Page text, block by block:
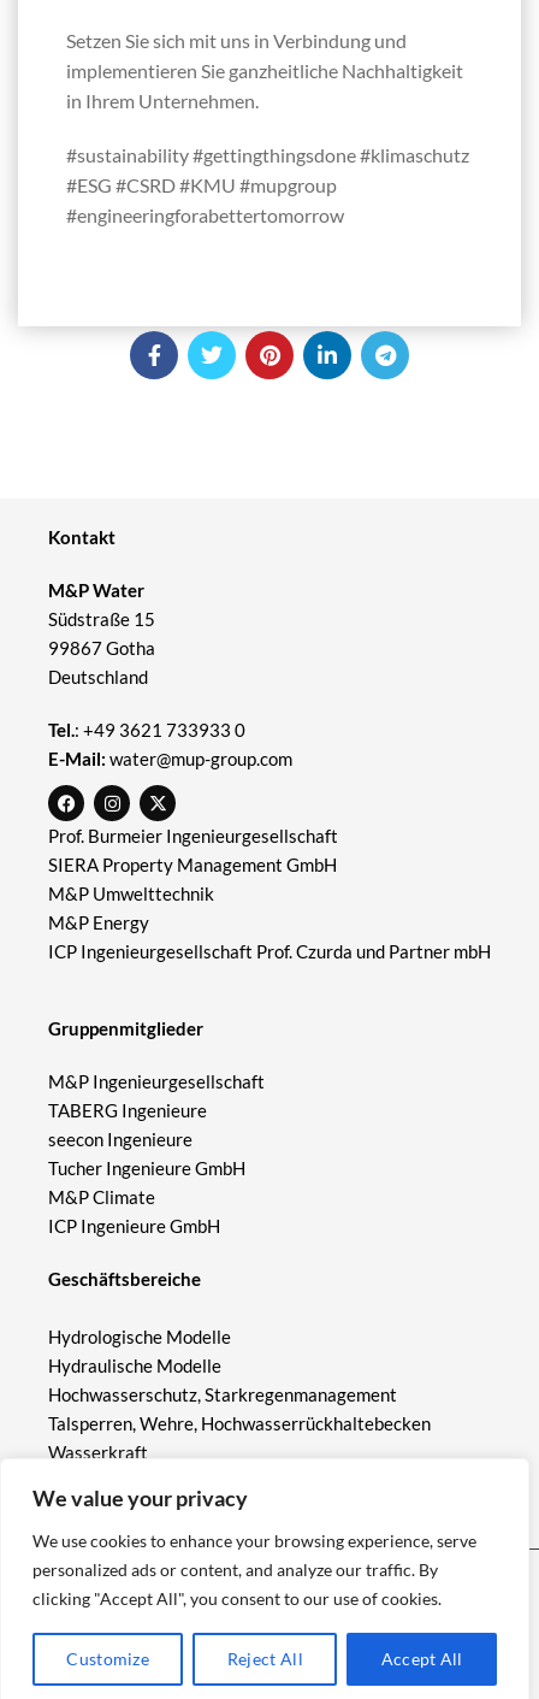
We value your privacy
We use cookies to enhance your browsing experience, serve
personalized ads or content, and analyze our traffic. By
clicking "Accept All", you consent to our use of cookies.
Customize Reject All Accept All
Setzen Sie sich mit uns in Verbindung und
implementieren Sie ganzheitliche Nachhaltigkeit
in Ihrem Unternehmen.
#sustainability #gettingthingsdone #klimaschutz
#ESG #CSRD #KMU #mupgroup
#engineeringforabettertomorrow
Geschäftsbereiche
Hydrologische Modelle
Hydraulische Modelle
Hochwasserschutz, Starkregenmanagement
Talsperren, Wehre, Hochwasserrückhaltebecken
Wasserkraft
Building Information Modeling (BIM)
Gruppenmitglieder
M&P Ingenieurgesellschaft
TABERG Ingenieure
seecon Ingenieure
Tucher Ingenieure GmbH
M&P Climate
ICP Ingenieure GmbH
Prof. Burmeier Ingenieurgesellschaft
SIERA Property Management GmbH
M&P Umwelttechnik
M&P Energy
ICP Ingenieurgesellschaft Prof. Czurda und Partner mbH
Kontakt
M&P Water
Südstraße 15
99867 Gotha
Deutschland
Tel.: +49 3621 733933 0
E-Mail: water@mup-group.com